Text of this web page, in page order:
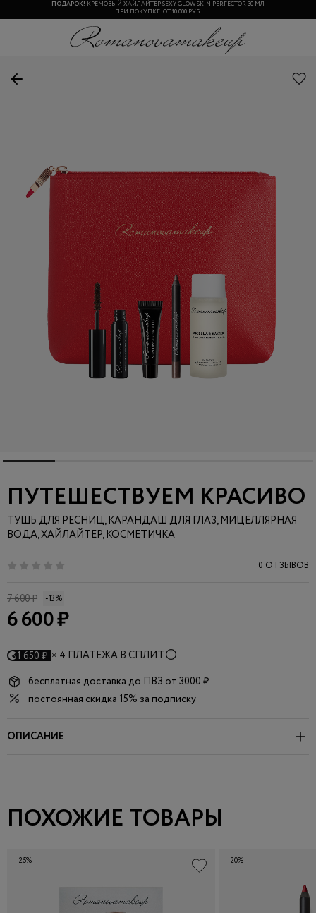
ПОДАРОК! КРЕМОВЫЙ ХАЙЛАЙТЕР SEXY GLOW SKIN PERFECTOR 30 МЛ
ПРИ ПОКУПКЕ ОТ 10 000 РУБ.
ПУТЕШЕСТВУЕМ КРАСИВО
ТУШЬ ДЛЯ РЕСНИЦ, КАРАНДАШ ДЛЯ ГЛАЗ, МИЦЕЛЛЯРНАЯ
ВОДА, ХАЙЛАЙТЕР, КОСМЕТИЧКА
0 ОТЗЫВОВ
7 600 ₽ -13%
6 600 ₽
1 650 ₽ × 4 ПЛАТЕЖА В СПЛИТ
бесплатная доставка до ПВЗ от 3000 ₽
постоянная скидка 15% за подписку
ОПИСАНИЕ
ПОХОЖИЕ ТОВАРЫ
-25% -20%